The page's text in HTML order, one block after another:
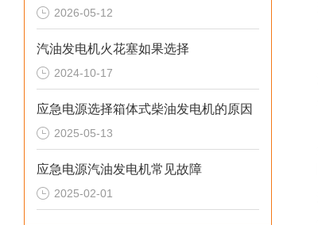
2026-05-12
汽油发电机火花塞如果选择
2024-10-17
应急电源选择箱体式柴油发电机的原因
2025-05-13
应急电源汽油发电机常见故障
2025-02-01